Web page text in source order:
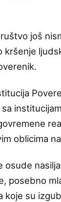
još
oblicima
osude
posebno
koje su